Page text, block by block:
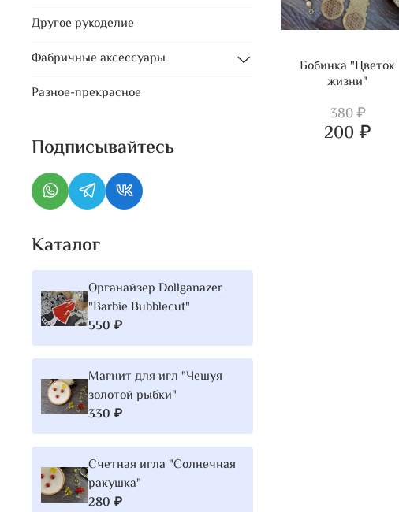
Бобинка "Цветок
жизни"
380 ₽
200 ₽
Другое рукоделие
Фабричные аксессуары
Разное-прекрасное
Подписывайтесь
Каталог
Органайзер Dollganazer
"Barbie Bubblecut"
550 ₽
Магнит для игл "Чешуя
золотой рыбки"
330 ₽
Счетная игла "Солнечная
ракушка"
280 ₽